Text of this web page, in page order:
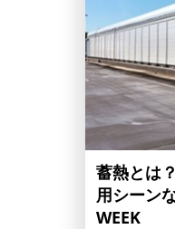
蓄熱とは
用シーン
WEEK